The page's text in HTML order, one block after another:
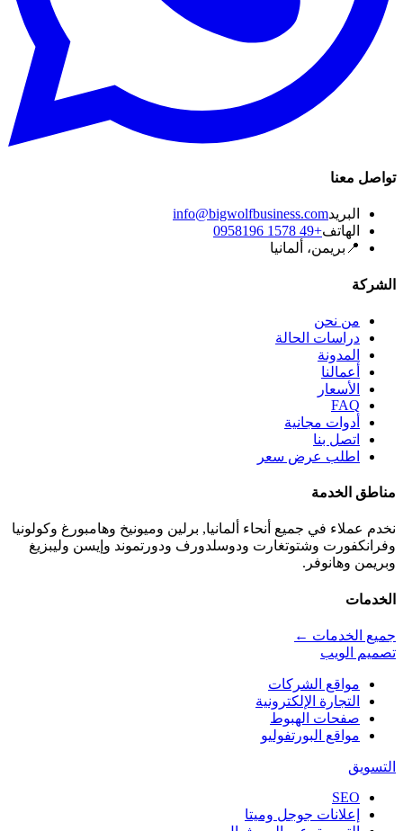
تواصل معنا
البريدinfo@bigwolfbusiness.com
الهاتف+49 1578 0958196
📍 بريمن، ألمانيا
الشركة
من نحن
دراسات الحالة
المدونة
أعمالنا
الأسعار
FAQ
أدوات مجانية
اتصل بنا
اطلب عرض سعر
مناطق الخدمة
نخدم عملاء في جميع أنحاء ألمانيا, برلين وميونيخ وهامبورغ وكولونيا
وفرانكفورت وشتوتغارت ودوسلدورف ودورتموند وإيسن وليبزيغ
وبريمن وهانوفر.
الخدمات
جميع الخدمات ←
تصميم الويب
مواقع الشركات
التجارة الإلكترونية
صفحات الهبوط
مواقع البورتفوليو
التسويق
SEO
إعلانات جوجل وميتا